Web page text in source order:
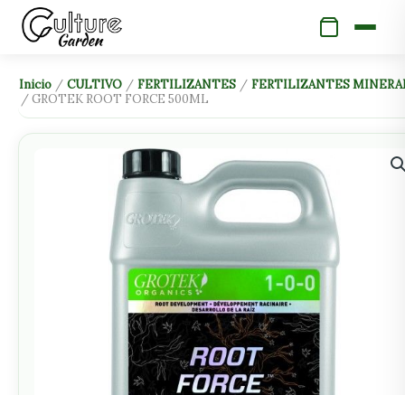
Inicio / CULTIVO / FERTILIZANTES / FERTILIZANTES
/ GROTEK ROOT FORCE 500ML
GROTEK
ROOT
FORCE
500ML
cantidad